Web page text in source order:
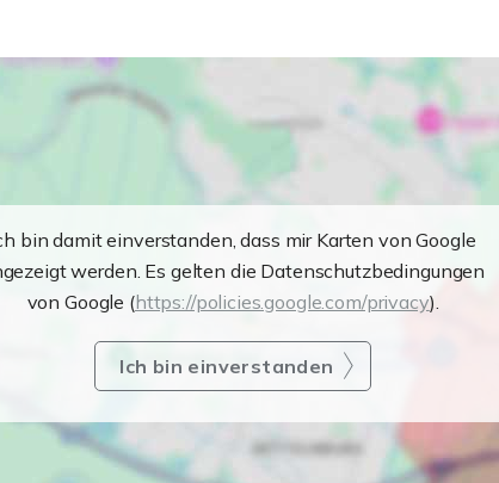
bin damit einverstanden, dass mir Karten von Google
werden. Es gelten die Datenschutzbedingungen
von Google (https://policies.google.com/privacy).
Ich bin einverstanden